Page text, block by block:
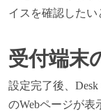
イスを確認したい
受付端末
設定完了後、
のWebページが表